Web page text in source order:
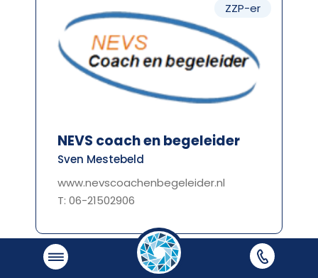
ZZP-er
NEVS coach en begeleider
Sven Mestebeld
www.nevscoachenbegeleider.nl
T: 06-21502906